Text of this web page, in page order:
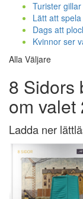
Turister
Lätt att
Dags att
Kvinnor ser
Alla Väljare
8 Sidors
om valet
Ladda ner